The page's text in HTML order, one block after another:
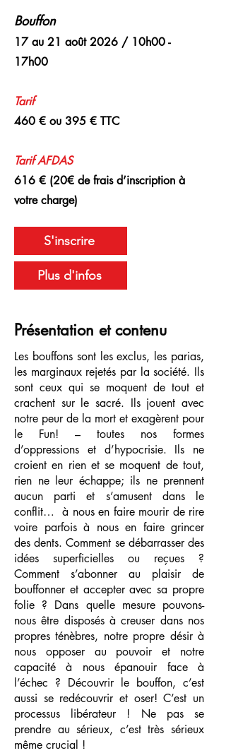
Bouffon
17 au 21 août 2026 / 10h00 -
17h00
Tarif
460 € ou 395 € TTC
Tarif AFDAS
616 € (20€ de frais d’inscription à
votre charge)
S'inscrire
Plus d'infos
Présentation et contenu
Les bouffons sont les exclus, les parias,
les marginaux rejetés par la société. Ils
sont ceux qui se moquent de tout et
crachent sur le sacré. Ils jouent avec
notre peur de la mort et exagèrent pour
le Fun! – toutes nos formes
d’oppressions et d’hypocrisie. Ils ne
croient en rien et se moquent de tout,
rien ne leur échappe; ils ne prennent
aucun parti et s’amusent dans le
conflit… à nous en faire mourir de rire
voire parfois à nous en faire grincer
des dents.Comment se débarrasser des
idées superficielles ou reçues ?
Comment s’abonner au plaisir de
bouffonner et accepter avec sa propre
folie ? Dans quelle mesure pouvons-
nous être disposés à creuser dans nos
propres ténèbres, notre propre désir à
nous opposer au pouvoir et notre
capacité à nous épanouir face à
l’échec ? Découvrir le bouffon, c’est
aussi se redécouvrir et oser! C’est un
processus libérateur ! Ne pas se
prendre au sérieux, c’est très sérieux
même crucial !